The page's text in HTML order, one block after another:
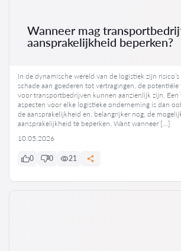
Wanneer mag
aansprakelijkheid beperken?
In de dynamische wereld van de logistiek zijn
schade aan goederen tot vertragingen, de potentiële
voor transportbedrijven kunnen aanzienlijk zijn. Een
aspecten voor elke logistieke onderneming is dan
de aansprakelijkheid en, belangrijker nog, de
aansprakelijkheid te beperken. Want wanneer […]
10.05.2026
0 0 21